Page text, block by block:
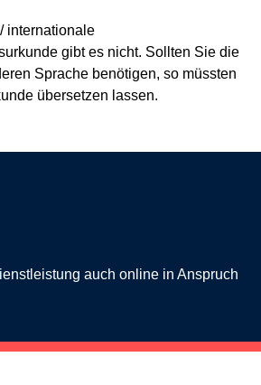
internationale
gibt es nicht. Sollten Sie die
Sprache benötigen, so müssten
übersetzen lassen.
auch online in Anspruch